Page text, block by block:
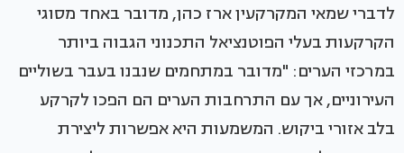
לדברי שמאי המקרקעין ארז כהן, מדובר באחד מסוגי
הקרקעות בעלי הפוטנציאל התכנוני הגבוה ביותר
במרכזי הערים: "מדובר במתחמים שנבנו בעבר בשוליים
העירוניים, אך עם התרחבות הערים הם הפכו לקרקע
בלב אזורי ביקוש. המשמעות היא אפשרות ליצירת